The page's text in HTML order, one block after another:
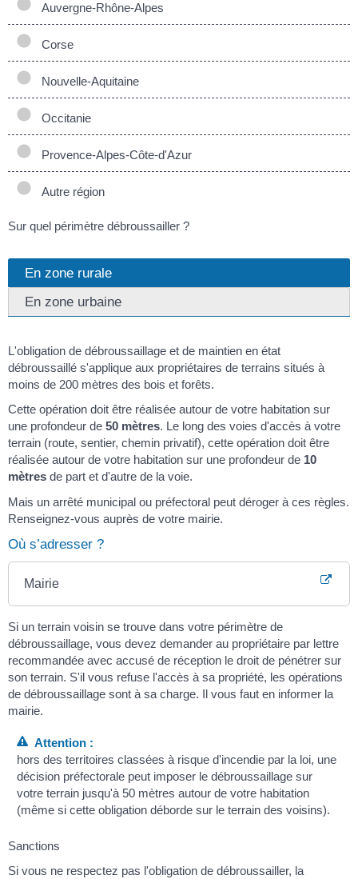
Auvergne-Rhône-Alpes
Corse
Nouvelle-Aquitaine
Occitanie
Provence-Alpes-Côte-d'Azur
Autre région
Sur quel périmètre débroussailler ?
En zone rurale
En zone urbaine
L'obligation de débroussaillage et de maintien en état
débroussaillé s'applique aux propriétaires de terrains situés à
moins de 200 mètres des bois et forêts.
Cette opération doit être réalisée autour de votre habitation sur
une profondeur de 50 mètres. Le long des voies d'accès à votre
terrain (route, sentier, chemin privatif), cette opération doit être
réalisée autour de votre habitation sur une profondeur de 10
mètres de part et d'autre de la voie.
Mais un arrêté municipal ou préfectoral peut déroger à ces règles.
Renseignez-vous auprès de votre mairie.
Où s’adresser ?
Mairie
Si un terrain voisin se trouve dans votre périmètre de
débroussaillage, vous devez demander au propriétaire par lettre
recommandée avec accusé de réception le droit de pénétrer sur
son terrain. S'il vous refuse l'accès à sa propriété, les opérations
de débroussaillage sont à sa charge. Il vous faut en informer la
mairie.
Attention :
hors des territoires classées à risque d'incendie par la loi, une
décision préfectorale peut imposer le débroussaillage sur
votre terrain jusqu'à 50 mètres autour de votre habitation
(même si cette obligation déborde sur le terrain des voisins).
Sanctions
Si vous ne respectez pas l'obligation de débroussailler, la